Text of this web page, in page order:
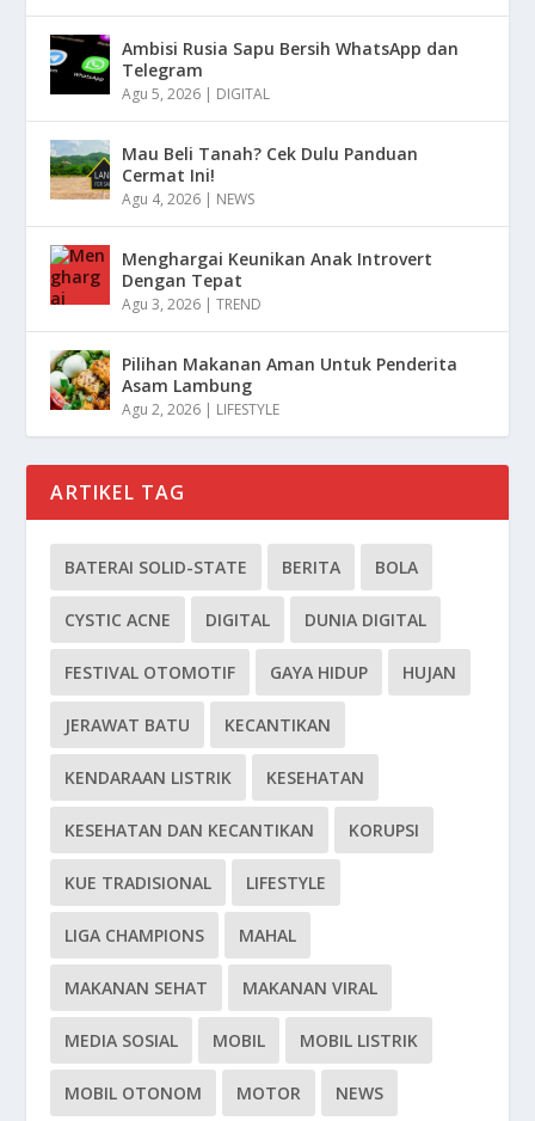
Ambisi Rusia Sapu Bersih WhatsApp dan
Telegram
Agu 5, 2026 | DIGITAL
Mau Beli Tanah? Cek Dulu Panduan
Cermat Ini!
Agu 4, 2026 | NEWS
Menghargai Keunikan Anak Introvert
Dengan Tepat
Agu 3, 2026 |TREND
Pilihan Makanan Aman Untuk Penderita
Asam Lambung
Agu 2, 2026 | LIFESTYLE
ARTIKEL TAG
BATERAI SOLID-STATE BERITA BOLA
CYSTIC ACNE DIGITAL DUNIA DIGITAL
FESTIVAL OTOMOTIF GAYA HIDUP HUJAN
JERAWAT BATU KECANTIKAN
KENDARAAN LISTRIK KESEHATAN
KESEHATAN DAN KECANTIKAN KORUPSI
KUE TRADISIONAL LIFESTYLE
LIGA CHAMPIONS MAHAL
MAKANAN SEHAT MAKANAN VIRAL
MEDIA SOSIAL MOBIL MOBIL LISTRIK
MOBIL OTONOM MOTOR NEWS